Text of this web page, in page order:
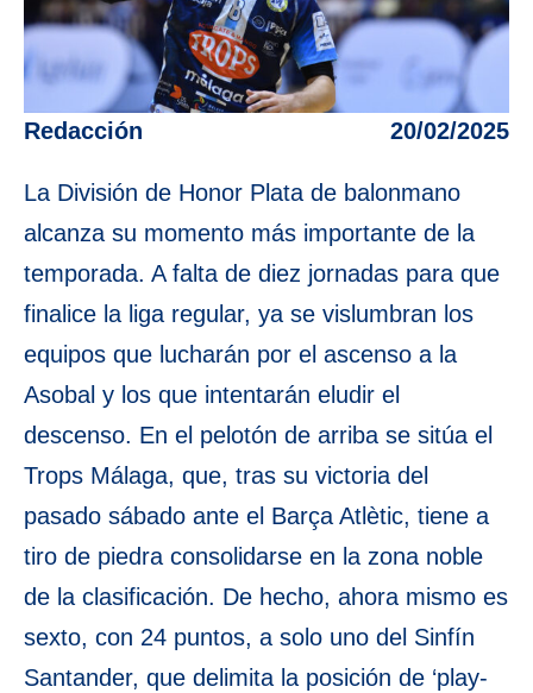
Redacción 20/02/2025
La División de Honor Plata de balonmano
alcanza su momento más importante de la
temporada. A falta de diez jornadas para que
finalice la liga regular, ya se vislumbran los
equipos que lucharán por el ascenso a la
Asobal y los que intentarán eludir el
descenso. En el pelotón de arriba se sitúa el
Trops Málaga, que, tras su victoria del
pasado sábado ante el Barça Atlètic, tiene a
tiro de piedra consolidarse en la zona noble
de la clasificación. De hecho, ahora mismo es
sexto, con 24 puntos, a solo uno del Sinfín
Santander, que delimita la posición de ‘play-